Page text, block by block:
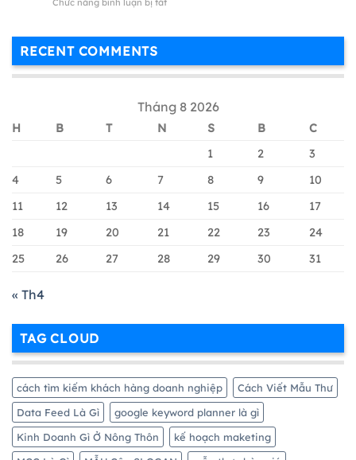
Dịch
Chi
Hiệu
Chức năng bình luận bị tắt
Gì
Tạo
Nhất
RECENT COMMENTS
Tháng 8 2026
H B T N S B
C
1
2
3
4
5 6 7 8 9
10
11
12 13 14 15 16
17
18
19 20 21 22 23
24
25
26 27 28 29 30 31
« Th4
TAG CLOUD
cách tìm kiếm khách hàng doanh nghiệp
Cách Viết Mẫu Thư
Data Feed Là Gì
google keyword planner là gì
Kinh Doanh Gì Ở Nông Thôn
kế hoạch maketing